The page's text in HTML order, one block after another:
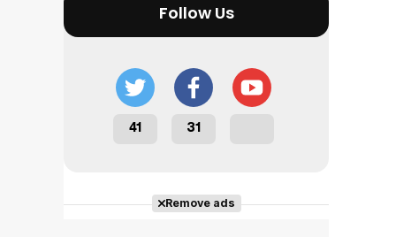
Follow Us
41 31
Remove ads